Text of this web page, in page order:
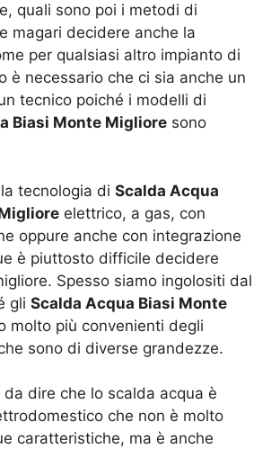
quali sono poi i metodi di
magari decidere anche la
per qualsiasi altro impianto di
è necessario che ci sia anche un
tecnico poiché i modelli di
Biasi Monte Migliore sono
tecnologia di Scalda Acqua
elettrico, a gas, con
oppure anche con integrazione
è piuttosto difficile decidere
Spesso siamo ingolositi dal
gli Scalda Acqua Biasi Monte
molto più convenienti degli
sono di diverse grandezze.
da dire che lo scalda acqua è
che non è molto
caratteristiche, ma è anche